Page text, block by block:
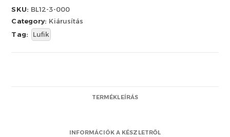
SKU: BL12-3-000
Category: Kiárusítás
Tag:
Lufik
TERMÉKLEÍRÁS
INFORMÁCIÓK A KÉSZLETRŐL